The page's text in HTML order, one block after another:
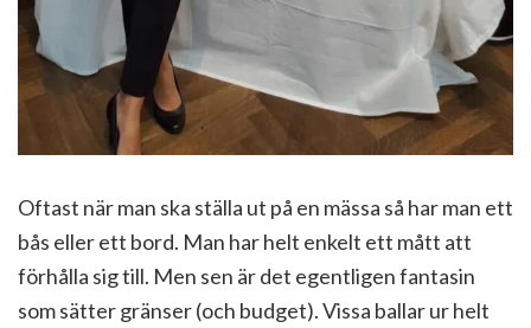
Oftast när man ska ställa ut på en mässa så har man ett
bås eller ett bord. Man har helt enkelt ett mått att
förhålla sig till. Men sen är det egentligen fantasin
som sätter gränser (och budget). Vissa ballar ur helt